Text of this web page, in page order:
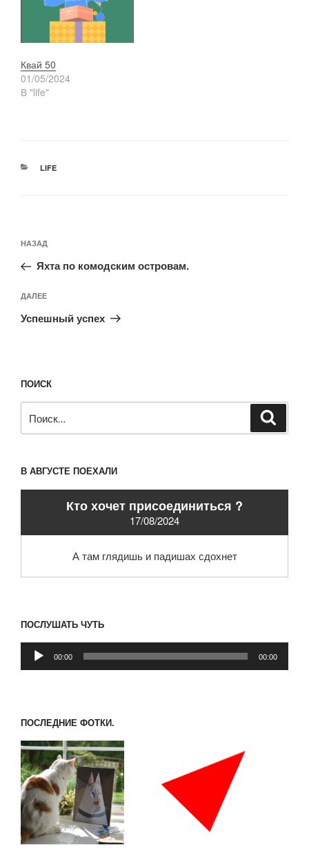
Квай 50
01/05/2024
В "life"
РУБРИКИ
LIFE
по
записям
Предыдущая
запись:
НАЗАД
Яхта по комодским островам.
Следующая
запись
ДАЛЕЕ
Успешный успех
ПОИСК
В АВГУСТЕ ПОЕХАЛИ
Кто хочет присоединиться ?
17/08/2024
А там глядишь и падишах сдохнет
ПОСЛУШАТЬ ЧУТЬ
Аудиоплеер
00:00 00:00
ПОСЛЕДНИЕ ФОТКИ.